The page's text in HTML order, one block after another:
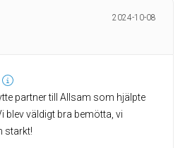
2024-10-08
partner till Allsam som hjälpte
blev väldigt bra bemötta, vi
starkt!